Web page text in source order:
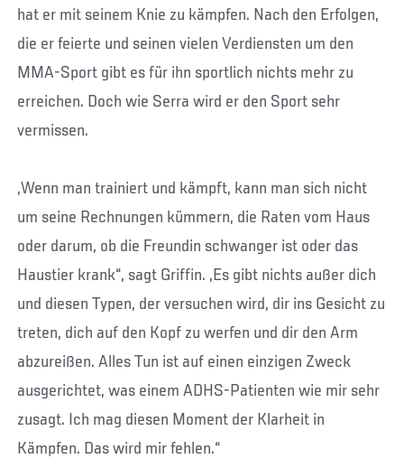
hat er mit seinem Knie zu kämpfen. Nach den Erfolgen,
die er feierte und seinen vielen Verdiensten um den
MMA-Sport gibt es für ihn sportlich nichts mehr zu
erreichen. Doch wie Serra wird er den Sport sehr
vermissen.
„Wenn man trainiert und kämpft, kann man sich nicht
um seine Rechnungen kümmern, die Raten vom Haus
oder darum, ob die Freundin schwanger ist oder das
Haustier krank“, sagt Griffin. „Es gibt nichts außer dich
und diesen Typen, der versuchen wird, dir ins Gesicht zu
treten, dich auf den Kopf zu werfen und dir den Arm
abzureißen. Alles Tun ist auf einen einzigen Zweck
ausgerichtet, was einem ADHS-Patienten wie mir sehr
zusagt. Ich mag diesen Moment der Klarheit in
Kämpfen. Das wird mir fehlen.“